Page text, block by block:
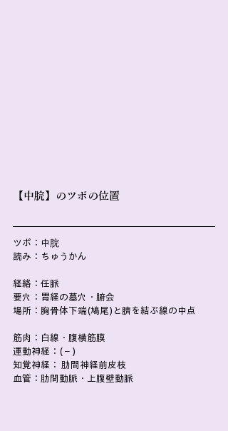
【中脘】のツボの位置
ツボ：中脘
読み：ちゅうかん
経絡：任脈
要穴：胃経の墓穴・腑会
場所：胸骨体下端(鳩尾)と臍を結ぶ線の中点
筋肉：白線・腹横筋膜
運動神経：(－)
知覚神経： 肋間神経前皮枝
血管：肋間動脈・上腹壁動脈